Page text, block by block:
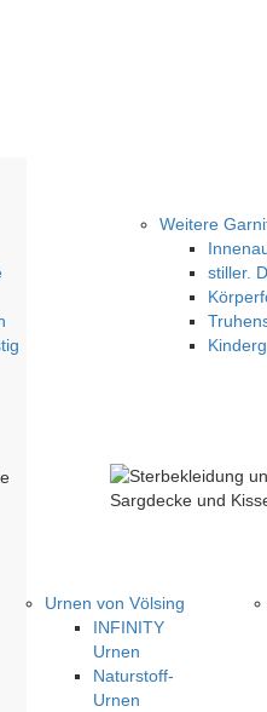
Weitere
stiller.
Urnen von Völsing
INFINITY
Urnen
Naturstoff-
Urnen